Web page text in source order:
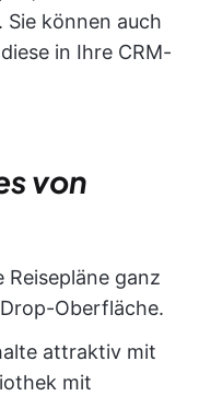
Sie können auch
in Ihre CRM-
von
Reisepläne ganz
Oberfläche.
attraktiv mit
mit